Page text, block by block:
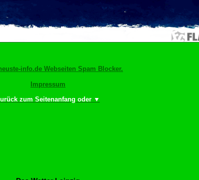
Impressum
zum Seitenanfang oder ▼